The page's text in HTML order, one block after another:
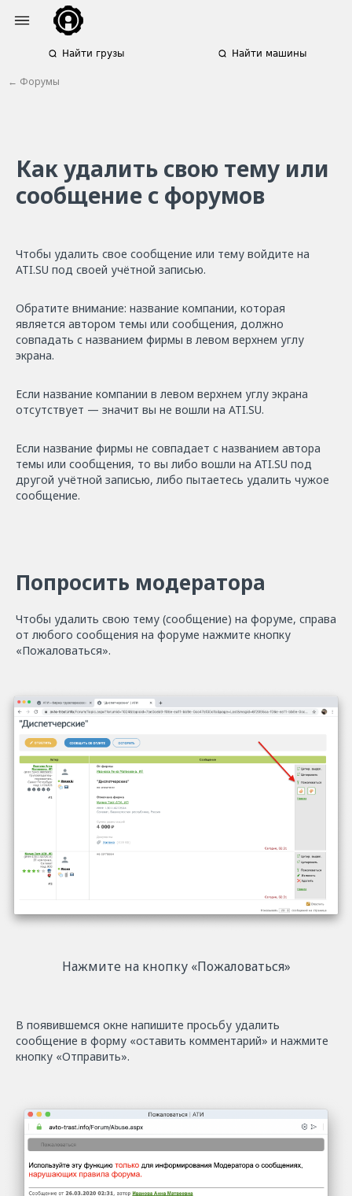
Найти грузы Найти машины
← Форумы
Как удалить свою тему или
сообщение с форумов
Чтобы удалить свое сообщение или тему войдите на
ATI.SU под своей учётной записью.
Обратите внимание: название компании, которая
является автором темы или сообщения, должно
совпадать с названием фирмы в левом верхнем углу
экрана.
Если название компании в левом верхнем углу экрана
отсутствует — значит вы не вошли на ATI.SU.
Если название фирмы не совпадает с названием автора
темы или сообщения, то вы либо вошли на ATI.SU под
другой учётной записью, либо пытаетесь удалить чужое
сообщение.
Попросить модератора
Чтобы удалить свою тему (сообщение) на форуме, справа
от любого сообщения на форуме нажмите кнопку
«Пожаловаться».
Нажмите на кнопку «Пожаловаться»
В появившемся окне напишите просьбу удалить
сообщение в форму «оставить комментарий» и нажмите
кнопку «Отправить».